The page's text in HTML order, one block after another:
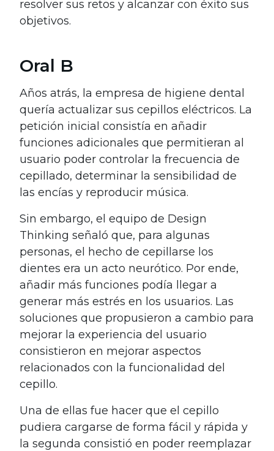
resolver sus retos y alcanzar con éxito sus
objetivos.
Oral B
Años atrás, la empresa de higiene dental
quería actualizar sus cepillos eléctricos. La
petición inicial consistía en añadir
funciones adicionales que permitieran al
usuario poder controlar la frecuencia de
cepillado, determinar la sensibilidad de
las encías y reproducir música.
Sin embargo, el equipo de Design
Thinking señaló que, para algunas
personas, el hecho de cepillarse los
dientes era un acto neurótico. Por ende,
añadir más funciones podía llegar a
generar más estrés en los usuarios. Las
soluciones que propusieron a cambio para
mejorar la experiencia del usuario
consistieron en mejorar aspectos
relacionados con la funcionalidad del
cepillo.
Una de ellas fue hacer que el cepillo
pudiera cargarse de forma fácil y rápida y
la segunda consistió en poder reemplazar